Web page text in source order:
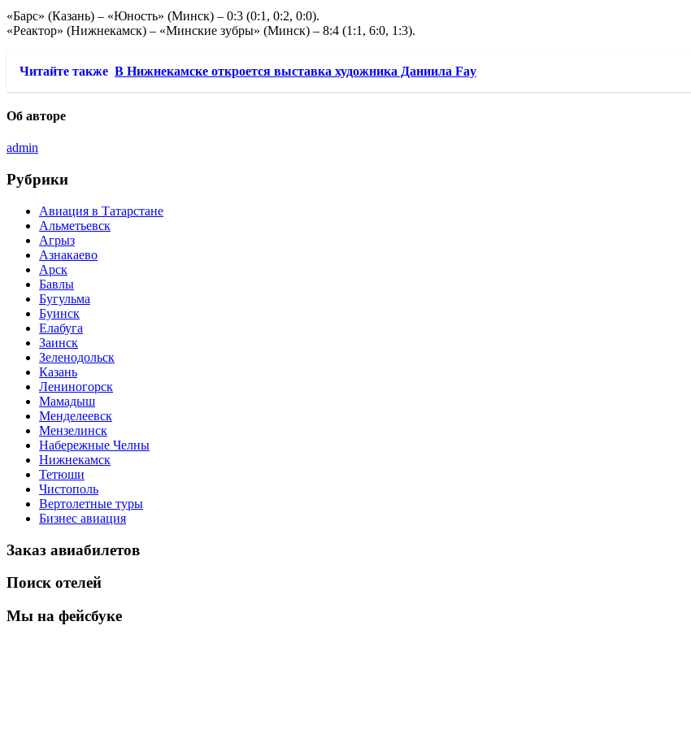
«Барс» (Казань) – «Юность» (Минск) – 0:3 (0:1, 0:2, 0:0).
«Реактор» (Нижнекамск) – «Минские зубры» (Минск) – 8:4 (1:1, 6:0, 1:3).
Читайте также В Нижнекамске откроется выставка художника Даниила Fay
Об авторе
admin
Рубрики
Авиация в Татарстане
Альметьевск
Агрыз
Азнакаево
Арск
Бавлы
Бугульма
Буинск
Елабуга
Заинск
Зеленодольск
Казань
Лениногорск
Мамадыш
Менделеевск
Мензелинск
Набережные Челны
Нижнекамск
Тетюши
Чистополь
Вертолетные туры
Бизнес авиация
Заказ авиабилетов
Поиск отелей
Мы на фейсбуке